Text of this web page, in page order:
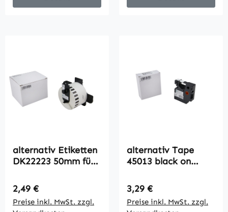
alternativ Etiketten
DK22223 50mm für
30.48m
Regulärer Preis:
2,49 €
Preise inkl. MwSt. zzgl.
alternativ Tape
45013 black on
12mm / 80stk
Regulärer Preis:
3,29 €
Preise inkl. MwSt. zzgl.